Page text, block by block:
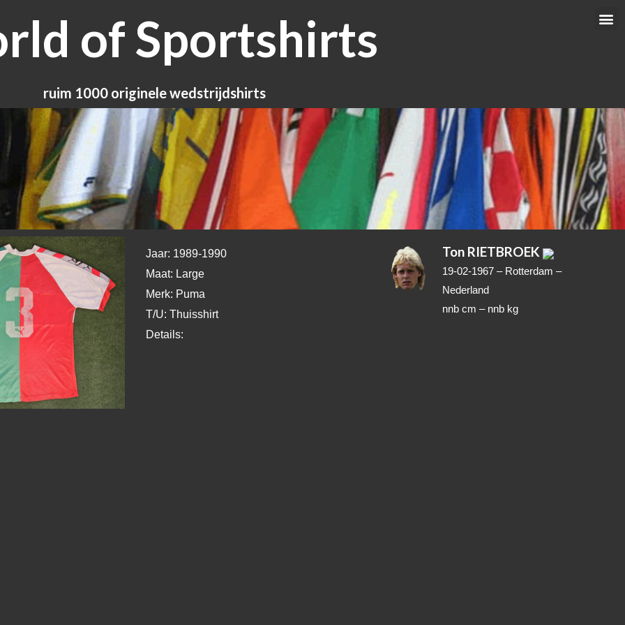
of Sportshirts
ruim 1000 originele wedstrijdshirts
Jaar: 1989-1990
Maat: Large
Merk: Puma
T/U: Thuisshirt
Details:
Ton RIETBROEK
19-02-1967 – Rotterdam –
Nederland
nnb cm – nnb kg